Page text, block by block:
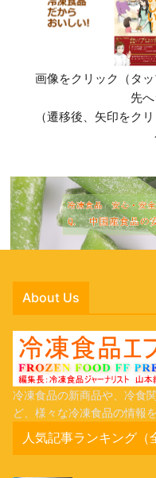
画像をクリック（タ
先
（遷移後、矢印をク
About Us
冷凍食品の新商品や、冷食
ど、様々な冷凍食品の情報
人気記事ランキング（